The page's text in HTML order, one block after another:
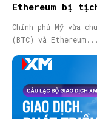
Ethereum bị
Chính phủ Mỹ vừa
(BTC) và Ethereum...